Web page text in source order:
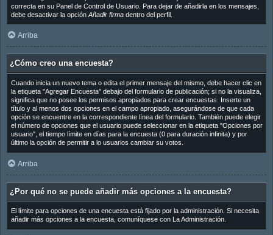
correcta en su Panel de Control de Usuario. Para dejar de añadirla en los mensajes,
debe desactivar la opción Añadir firmadentro del perfil.
Arriba
¿Cómo creo una encuesta?
Cuando inicia un nuevo tema o edita el primer mensaje del mismo, debe hacer clic en
la etiqueta "Agregar Encuesta" debajo del formulario de publicación; si no la visualiza,
significa que no posee los permisos apropiados para crear encuestas. Inserte un
título y al menos dos opciones en el campo apropiado, asegurándose de que cada
opción se encuentre en la correspondiente línea del formulario. También puede elegir
el número de opciones que el usuario puede seleccionar en la etiqueta "Opciones por
usuario", el tiempo límite en días para la encuesta (0 para duración infinita) y por
último la opción de permitir a lo usuarios cambiar su votos.
Arriba
¿Por qué no se puede añadir más opciones a la encuesta?
El límite para opciones de una encuesta está fijado por la administración. Si necesita
añadir más opciones a la encuesta, comuníquese con La Administración.